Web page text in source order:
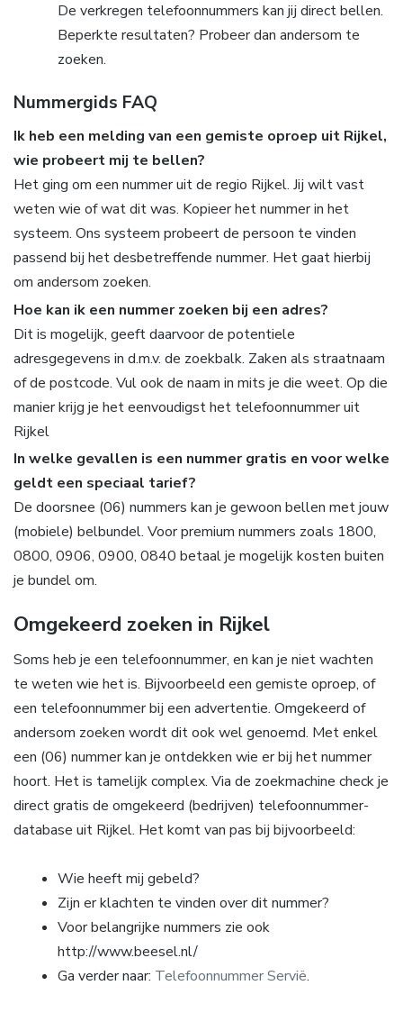
De verkregen telefoonnummers kan jij direct bellen.
Beperkte resultaten? Probeer dan andersom te
zoeken.
Nummergids FAQ
Ik heb een melding van een gemiste oproep uit Rijkel,
wie probeert mij te bellen?
Het ging om een nummer uit de regio Rijkel. Jij wilt vast
weten wie of wat dit was. Kopieer het nummer in het
systeem. Ons systeem probeert de persoon te vinden
passend bij het desbetreffende nummer. Het gaat hierbij
om andersom zoeken.
Hoe kan ik een nummer zoeken bij een adres?
Dit is mogelijk, geeft daarvoor de potentiele
adresgegevens in d.m.v. de zoekbalk. Zaken als straatnaam
of de postcode. Vul ook de naam in mits je die weet. Op die
manier krijg je het eenvoudigst het telefoonnummer uit
Rijkel
In welke gevallen is een nummer gratis en voor welke
geldt een speciaal tarief?
De doorsnee (06) nummers kan je gewoon bellen met jouw
(mobiele) belbundel. Voor premium nummers zoals 1800,
0800, 0906, 0900, 0840 betaal je mogelijk kosten buiten
je bundel om.
Omgekeerd zoeken in Rijkel
Soms heb je een telefoonnummer, en kan je niet wachten
te weten wie het is. Bijvoorbeeld een gemiste oproep, of
een telefoonnummer bij een advertentie. Omgekeerd of
andersom zoeken wordt dit ook wel genoemd. Met enkel
een (06) nummer kan je ontdekken wie er bij het nummer
hoort. Het is tamelijk complex. Via de zoekmachine check je
direct gratis de omgekeerd (bedrijven) telefoonnummer-
database uit Rijkel. Het komt van pas bij bijvoorbeeld:
Wie heeft mij gebeld?
Zijn er klachten te vinden over dit nummer?
Voor belangrijke nummers zie ook
http://www.beesel.nl/
Ga verder naar: Telefoonnummer Servië.